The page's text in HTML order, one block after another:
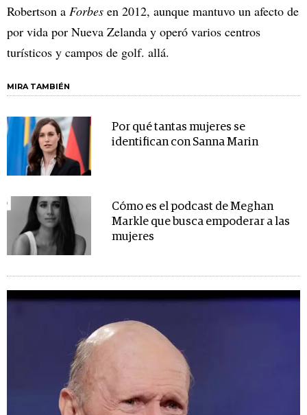
Robertson a Forbes en 2012, aunque mantuvo un afecto de
por vida por Nueva Zelanda y operó varios centros
turísticos y campos de golf. allá.
MIRA TAMBIÉN
Por qué tantas mujeres se
identifican con Sanna Marin
Cómo es el podcast de Meghan
Markle que busca empoderar a las
mujeres